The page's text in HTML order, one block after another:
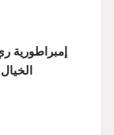
إمبراطورية